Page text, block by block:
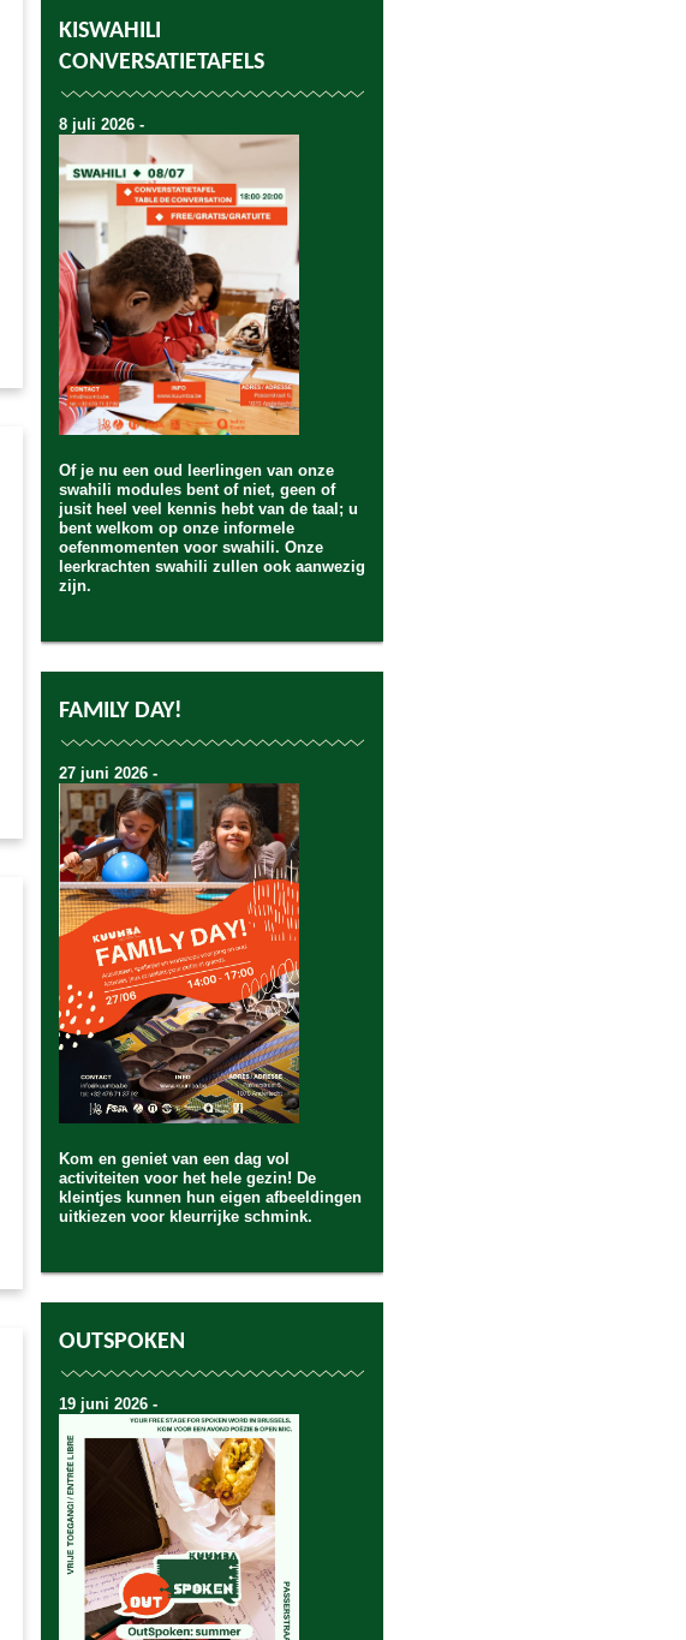
KISWAHILI
CONVERSATIETAFELS
8 juli 2026 -
Of je nu een oud leerlingen van onze
swahili modules bent of niet, geen of
jusit heel veel kennis hebt van de taal; u
bent welkom op onze informele
oefenmomenten voor swahili. Onze
leerkrachten swahili zullen ook aanwezig
zijn.
FAMILY DAY!
27 juni 2026 -
Kom en geniet van een dag vol
activiteiten voor het hele gezin! De
kleintjes kunnen hun eigen afbeeldingen
uitkiezen voor kleurrijke schmink.
OUTSPOKEN
19 juni 2026 -